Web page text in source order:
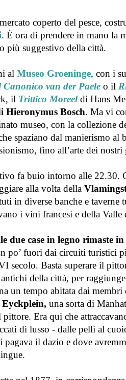
coperto del pesce,
. È ora di prendere in mano la
più suggestivo della città.
al Museo Groeninge, con i
van der Paele o il
il Trittico Moreel di Hans
Hieronymus Bosch. Ma vi
museo, con la collezione
spaziano dal manierismo al
fino all’arte dei
fa buio intorno alle 22.30.
alla volta della
in diverse banche e taverne
i vini francesi e della Valle
due case in legno rimaste
po’ fuori dai circuiti turistici
secolo. Basta superare il
della città, per
un tempo abitata dai membri
una sorta di
pittore. Era qui che
di lusso - dalle pelli al
pagava il dazio e dove